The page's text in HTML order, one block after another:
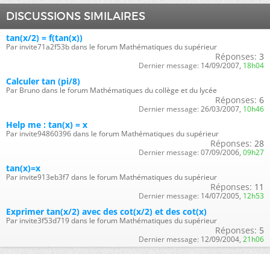
DISCUSSIONS SIMILAIRES
tan(x/2) = f(tan(x))
Par invite71a2f53b dans le forum Mathématiques du supérieur
Réponses: 3
Dernier message: 14/09/2007, 18h04
Calculer tan (pi/8)
Par Bruno dans le forum Mathématiques du collège et du lycée
Réponses: 6
Dernier message: 26/03/2007, 10h46
Help me : tan(x) = x
Par invite94860396 dans le forum Mathématiques du supérieur
Réponses: 28
Dernier message: 07/09/2006, 09h27
tan(x)=x
Par invite913eb3f7 dans le forum Mathématiques du supérieur
Réponses: 11
Dernier message: 14/07/2005, 12h53
Exprimer tan(x/2) avec des cot(x/2) et des cot(x)
Par invite3f53d719 dans le forum Mathématiques du supérieur
Réponses: 5
Dernier message: 12/09/2004, 21h06